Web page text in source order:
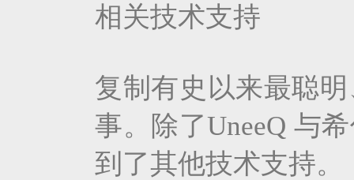
相关技术支持
复制有史以来最聪
事。除了UneeQ 与
到了其他技术支持。